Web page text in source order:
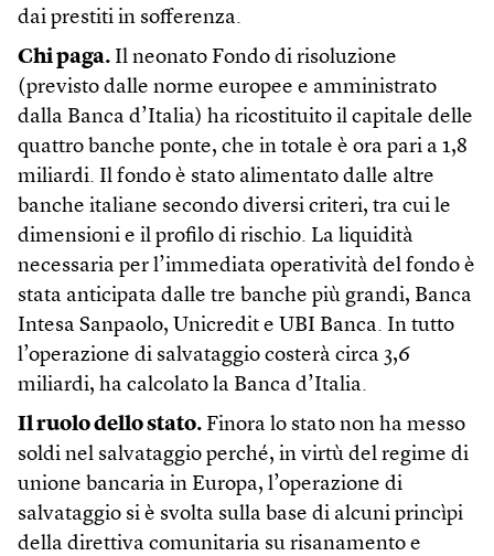
dai prestiti in sofferenza.
Chi paga. Il neonato Fondo di risoluzione
(previsto dalle norme europee e amministrato
dalla Banca d’Italia) ha ricostituito il capitale delle
quattro banche ponte, che in totale è ora pari a 1,8
miliardi. Il fondo è stato alimentato dalle altre
banche italiane secondo diversi criteri, tra cui le
dimensioni e il profilo di rischio. La liquidità
necessaria per l’immediata operatività del fondo è
stata anticipata dalle tre banche più grandi, Banca
Intesa Sanpaolo, Unicredit e UBI Banca. In tutto
l’operazione di salvataggio costerà circa 3,6
miliardi, ha calcolato la Banca d’Italia.
Il ruolo dello stato. Finora lo stato non ha messo
soldi nel salvataggio perché, in virtù del regime di
unione bancaria in Europa, l’operazione di
salvataggio si è svolta sulla base di alcuni princìpi
della direttiva comunitaria su risanamento e